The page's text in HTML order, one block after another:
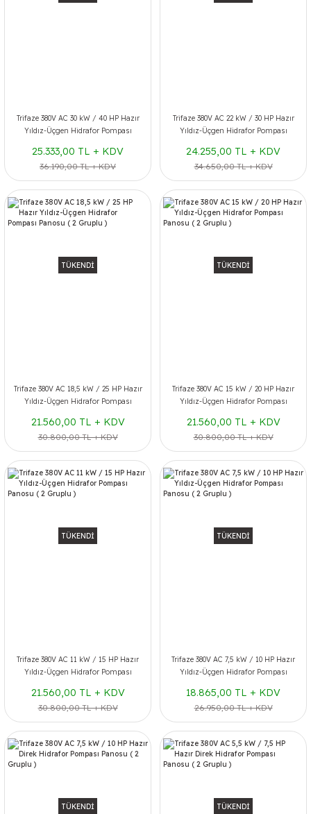
Trifaze 380V AC 30 kW / 40 HP Hazır
Yıldız-Üçgen Hidrafor Pompası
25.333,00 TL + KDV
36.190,00 TL + KDV
Trifaze 380V AC 22 kW / 30 HP Hazır
Yıldız-Üçgen Hidrafor Pompası
24.255,00 TL + KDV
34.650,00 TL + KDV
TÜKENDİ
Trifaze 380V AC 18,5 kW / 25 HP Hazır
Yıldız-Üçgen Hidrafor Pompası
21.560,00 TL + KDV
30.800,00 TL + KDV
TÜKENDİ
Trifaze 380V AC 15 kW / 20 HP Hazır
Yıldız-Üçgen Hidrafor Pompası
21.560,00 TL + KDV
30.800,00 TL + KDV
TÜKENDİ
Trifaze 380V AC 11 kW / 15 HP Hazır
Yıldız-Üçgen Hidrafor Pompası
21.560,00 TL + KDV
30.800,00 TL + KDV
TÜKENDİ
Trifaze 380V AC 7,5 kW / 10 HP Hazır
Yıldız-Üçgen Hidrafor Pompası
18.865,00 TL + KDV
26.950,00 TL + KDV
TÜKENDİ TÜKENDİ